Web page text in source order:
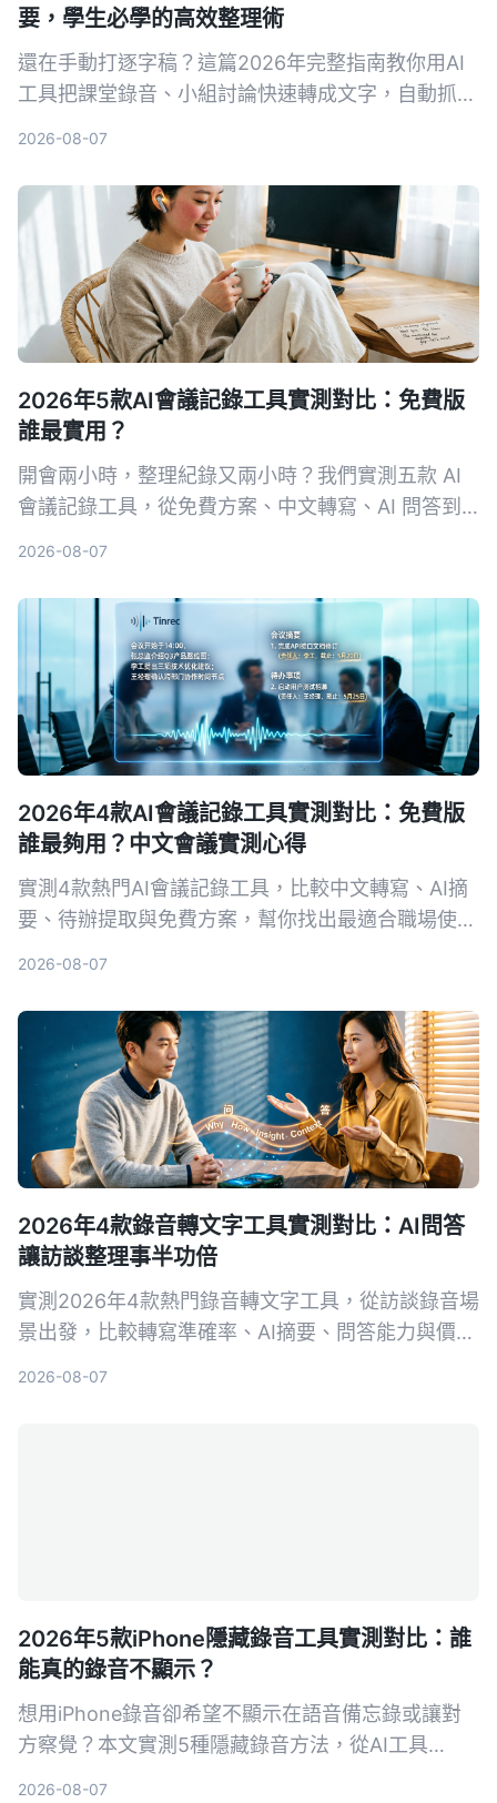
要，學生必學的高效整理術
還在手動打逐字稿？這篇2026年完整指南教你用AI
工具把課堂錄音、小組討論快速轉成文字，自動抓重
2026-08-07
2026年5款AI會議記錄工具實測對比：免費版
誰最實用？
開會兩小時，整理紀錄又兩小時？我們實測五款 AI
會議記錄工具，從免費方案、中文轉寫、AI 問答到
2026-08-07
2026年4款AI會議記錄工具實測對比：免費版
誰最夠用？中文會議實測心得
實測4款熱門AI會議記錄工具，比較中文轉寫、AI摘
要、待辦提取與免費方案，幫你找出最適合職場使用
2026-08-07
2026年4款錄音轉文字工具實測對比：AI問答
讓訪談整理事半功倍
實測2026年4款熱門錄音轉文字工具，從訪談錄音場
景出發，比較轉寫準確率、AI摘要、問答能力與價
2026-08-07
2026年5款iPhone隱藏錄音工具實測對比：誰
能真的錄音不顯示？
想用iPhone錄音卻希望不顯示在語音備忘錄或讓對
方察覺？本文實測5種隱藏錄音方法，從AI工具
2026-08-07